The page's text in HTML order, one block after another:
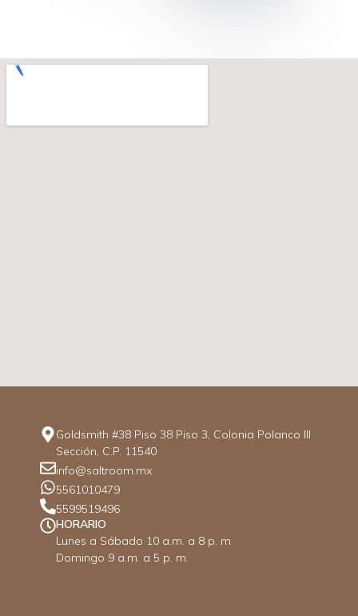
Goldsmith #38 Piso 38 Piso 3, Colonia Polanco III
Sección, C.P. 11540
info@saltroom.mx
5561010479
5599519496
HORARIO
Lunes a Sábado 10 a.m. a 8 p. m.
Domingo 9 a.m. a 5 p. m.